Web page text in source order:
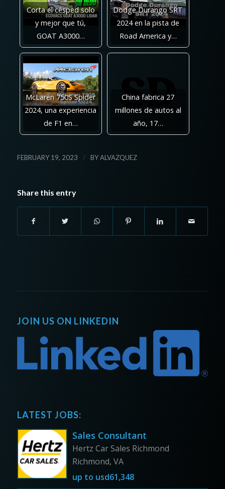
Corta el césped solo
y mejor que tú,
GOAT A3000…
Dodge Durango SRT
2024 en la pista de
Road America y…
McLaren 750S Spider
2024, una experiencia
de F1 en…
China fabrica 27
millones de autos al
año, 17…
FEBRUARY 19, 2023 / BYALVAZQUEZ
Share this entry
JOIN US ON LINKEDIN
LATEST JOBS:
Sales Consultant
Hertz Car Sales Richmond
Richmond, VA
up to usd61,348